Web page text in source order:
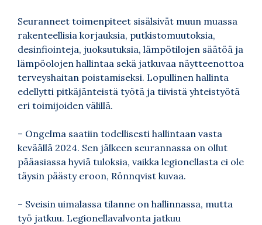
Seuranneet toimenpiteet sisälsivät muun muassa
rakenteellisia korjauksia, putkistomuutoksia,
desinfiointeja, juoksutuksia, lämpötilojen säätöä ja
lämpöolojen hallintaa sekä jatkuvaa näytteenottoa
terveyshaitan poistamiseksi. Lopullinen hallinta
edellytti pitkäjänteistä työtä ja tiivistä yhteistyötä
eri toimijoiden välillä.
– Ongelma saatiin todellisesti hallintaan vasta
keväällä 2024. Sen jälkeen seurannassa on ollut
pääasiassa hyviä tuloksia, vaikka legionellasta ei ole
täysin päästy eroon, Rönnqvist kuvaa.
– Sveisin uimalassa tilanne on hallinnassa, mutta
työ jatkuu. Legionellavalvonta jatkuu